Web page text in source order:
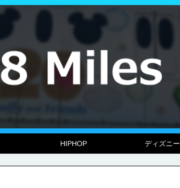
HIPHOP ディズニー